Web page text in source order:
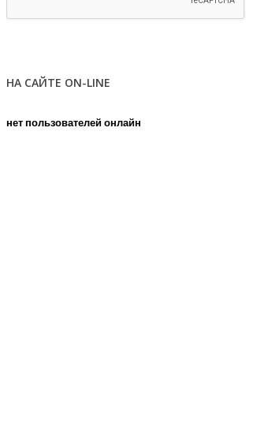
НА САЙТЕ ON-LINE
нет пользователей онлайн